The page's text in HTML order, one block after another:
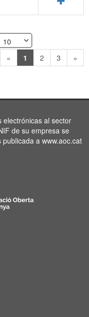
« 1 2 3 »
electrónicas al sector
de su empresa se
a www.aoc.cat